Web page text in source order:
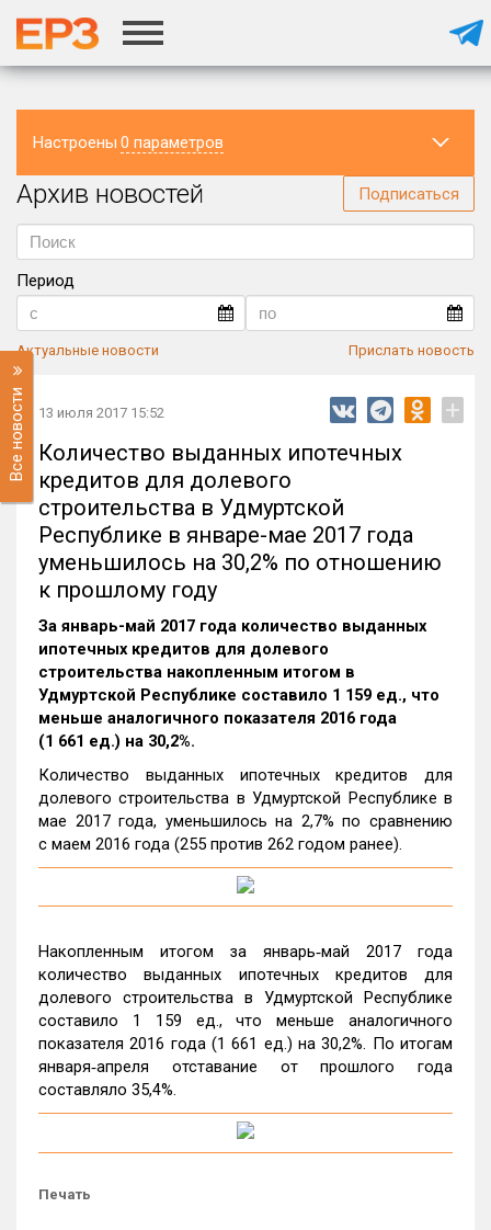
Настроены 0 параметров
Регион
Архив новостей Подписаться
Период
Актуальные новости Прислать новость
Все новости 13 июля 2017 15:52 +
Количество выданных ипотечных
кредитов для долевого
строительства в Удмуртской
Республике в январе-мае 2017 года
уменьшилось на 30,2% по отношению
к прошлому году
За январь-май 2017 года количество выданных
ипотечных кредитов для долевого
строительства накопленным итогом в
Удмуртской Республике составило 1 159 ед., что
меньше аналогичного показателя 2016 года
(1 661 ед.) на 30,2%.
Количество выданных ипотечных кредитов для
долевого строительства в Удмуртской Республике в
мае 2017 года, уменьшилось на 2,7% по сравнению
с маем 2016 года (255 против 262 годом ранее).
Накопленным итогом за январь‑май 2017 года
количество выданных ипотечных кредитов для
долевого строительства в Удмуртской Республике
составило 1 159 ед., что меньше аналогичного
показателя 2016 года (1 661 ед.) на 30,2%. По итогам
января‑апреля отставание от прошлого года
составляло 35,4%.
Печать